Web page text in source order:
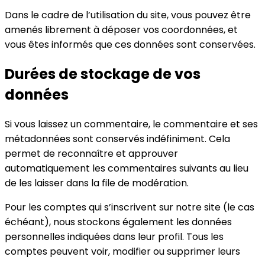
Dans le cadre de l’utilisation du site, vous pouvez être
amenés librement à déposer vos coordonnées, et
vous êtes informés que ces données sont conservées.
Durées de stockage de vos
données
Si vous laissez un commentaire, le commentaire et ses
métadonnées sont conservés indéfiniment. Cela
permet de reconnaître et approuver
automatiquement les commentaires suivants au lieu
de les laisser dans la file de modération.
Pour les comptes qui s’inscrivent sur notre site (le cas
échéant), nous stockons également les données
personnelles indiquées dans leur profil. Tous les
comptes peuvent voir, modifier ou supprimer leurs